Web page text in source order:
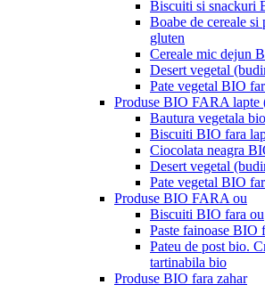
Biscuiti si snackuri
Boabe de cereale si
gluten
Cereale mic dejun
Desert vegetal
Pate vegetal BIO
Produse BIO FARA lapte
Bautura vegetala
Biscuiti BIO fara
Ciocolata neagra
Desert vegetal
Pate vegetal BIO
Produse BIO FARA ou
Biscuiti BIO fara ou
Paste fainoase BIO
Pateu de post bio.
tartinabila bio
Produse BIO fara zahar